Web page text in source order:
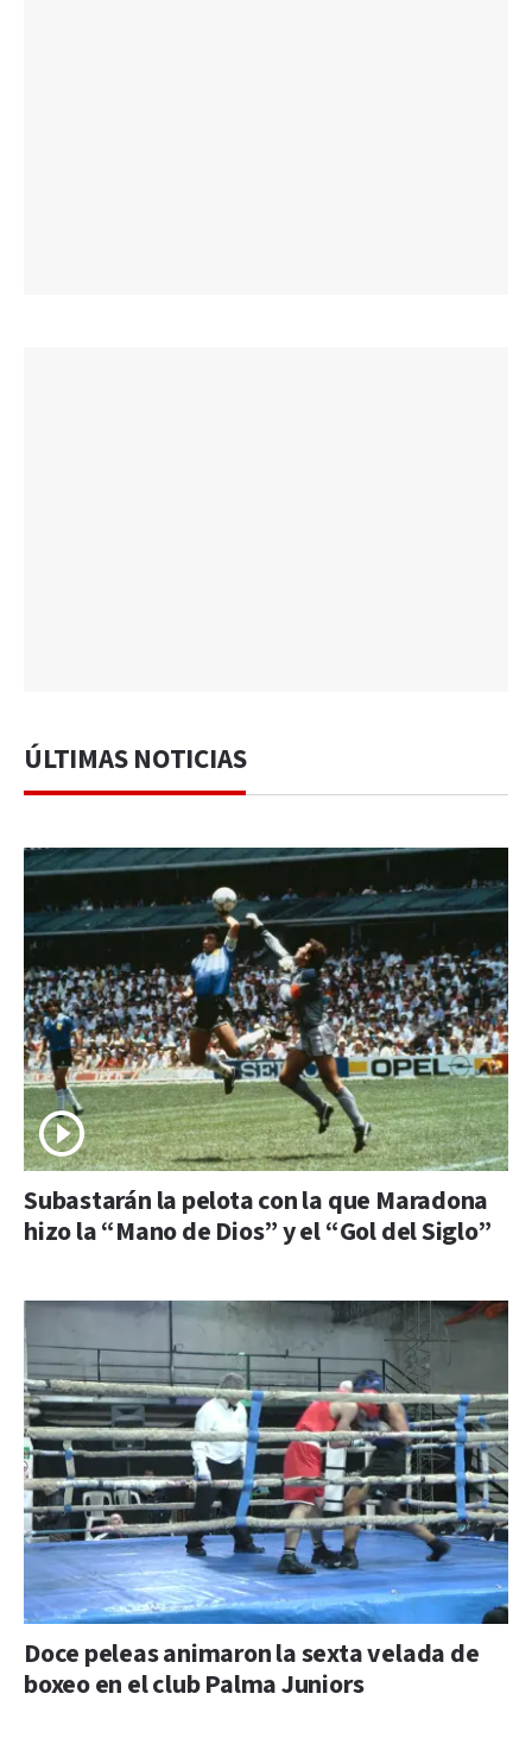
ÚLTIMAS NOTICIAS
Subastarán la pelota con la que Maradona
hizo la “Mano de Dios” y el “Gol del Siglo”
Doce peleas animaron la sexta velada de
boxeo en el club Palma Juniors